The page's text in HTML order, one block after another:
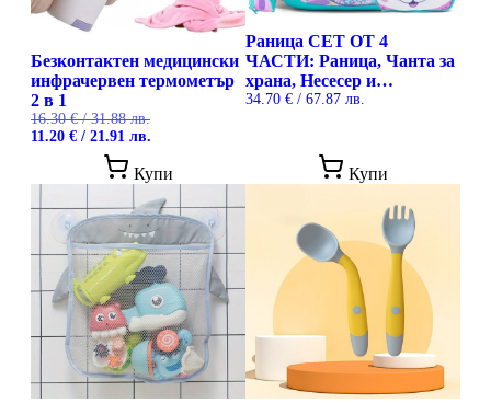
Безконтактен медицински
инфрачервен термометър
2 в 1
16.30€/ 31.88 лв.
Original
16.30 €
/
31.88 лв..
11.20 € / 21.91 лв.
е:
11.20 €
/
21.91 лв..
Купи
Раница СЕТ ОТ 4
ЧАСТИ: Раница, Чанта за
храна, Несесер и
Ключодържател
34.70 € / 67.87 лв.
Купи